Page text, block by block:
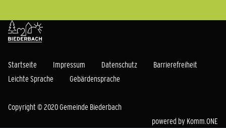
Startseite Impressum Datenschutz
Barrierefreiheit
Leichte Sprache
Gebärdensprache
Copyright © 2020 Gemeinde Biederbach
powered by Komm.ONE